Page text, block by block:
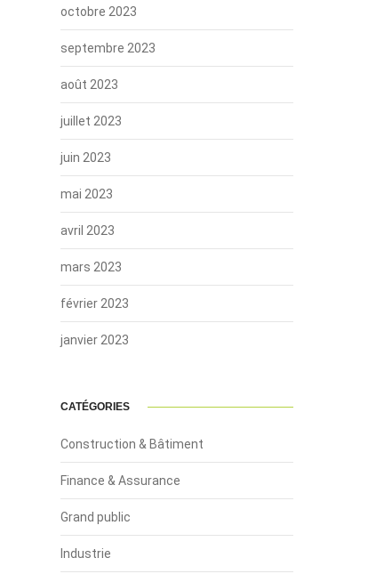
octobre 2023
septembre 2023
août 2023
juillet 2023
juin 2023
mai 2023
avril 2023
mars 2023
février 2023
janvier 2023
CATÉGORIES
Construction & Bâtiment
Finance & Assurance
Grand public
Industrie